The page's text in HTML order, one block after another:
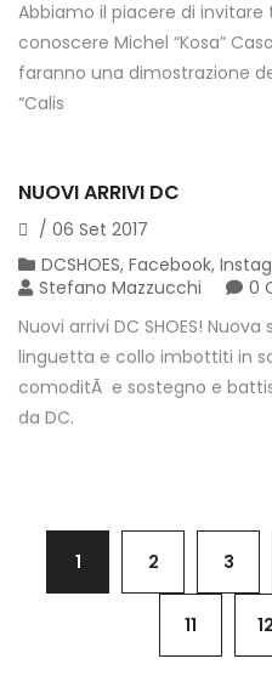
Abbiamo il piacere di invitare
conoscere Michel “Kosa”
faranno una dimostrazione
“Calis
NUOVI ARRIVI DC
/ 06 Set 2017
DCSHOES, Facebook,
Stefano Mazzucchi
0
Nuovi arrivi DC SHOES!
linguetta e collo imbottiti in
comoditÃ e sostegno e
da DC.
1 2 3
11 12